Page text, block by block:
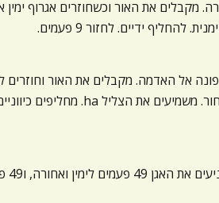
מקבלים את האור וכשחוזרים אגרוף
ידיים. לחזור 9 פעמים.
אל האדמה. מקבלים את האור וחוזרים
יד